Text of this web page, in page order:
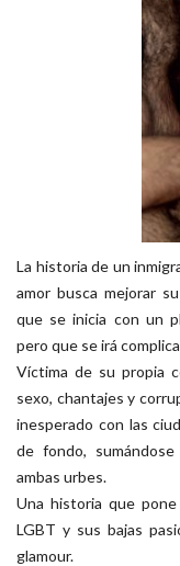
La historia de un
amor busca mejorar
que se inicia con un
pero que se irá
Víctima de su propia
sexo, chantajes y
inesperado con las
de fondo,
ambas urbes.
Una historia que
LGBT y sus bajas
glamour.